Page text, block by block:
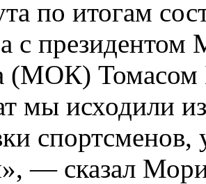
по итогам
с
(МОК) Томасом
мы исходили
спортсменов,
— сказал